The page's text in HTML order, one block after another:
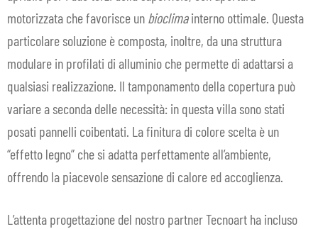
motorizzata che favorisce un bioclimainterno ottimale. Questa
particolare soluzione è composta, inoltre, da una struttura
modulare in profilati di alluminio che permette di adattarsi a
qualsiasi realizzazione. Il tamponamento della copertura può
variare a seconda delle necessità: in questa villa sono stati
posati pannelli coibentati. La finitura di colore scelta è un
“effetto legno” che si adatta perfettamente all’ambiente,
offrendo la piacevole sensazione di calore ed accoglienza.
L’attenta progettazione del nostro partner Tecnoart ha incluso